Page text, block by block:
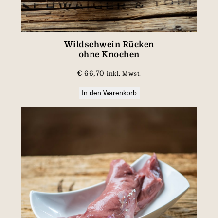
Wildschwein Rücken
ohne Knochen
€ 66,70 inkl. Mwst.
In den Warenkorb